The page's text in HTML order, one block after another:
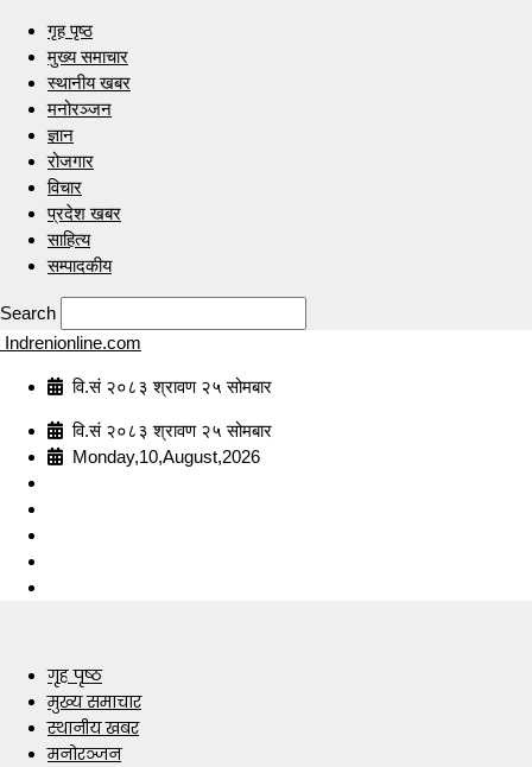
गृह पृष्ठ
मुख्य समाचार
स्थानीय खबर
मनोरञ्जन
ज्ञान
रोजगार
विचार
प्रदेश खबर
साहित्य
सम्पादकीय
Search
Indrenionline.com
वि.सं २०८३ श्रावण २५ सोमबार
वि.सं २०८३ श्रावण २५ सोमबार
Monday,10,August,2026
गृह पृष्ठ
मुख्य समाचार
स्थानीय खबर
मनोरञ्जन